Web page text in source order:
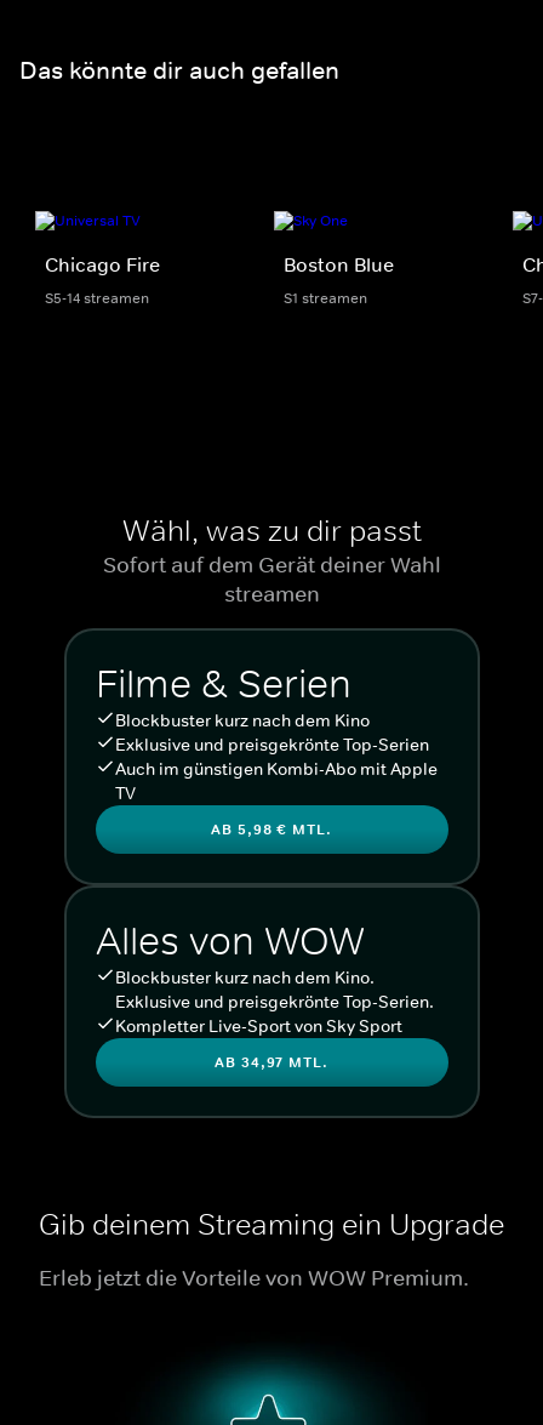
Das könnte dir auch gefallen
Chicago Fire
S5-14 streamen
Boston Blue
S1 streamen
Wähl, was zu dir passt
Sofort auf dem Gerät deiner Wahl
streamen
Filme & Serien
Blockbuster kurz nach dem Kino
Exklusive und preisgekrönte Top-Serien
Auch im günstigen Kombi-Abo mit Apple
TV
AB 5,98 € MTL.
Alles von WOW
Blockbuster kurz nach dem Kino.
Exklusive und preisgekrönte Top-Serien.
Kompletter Live-Sport von Sky Sport
AB 34,97 MTL.
Gib deinem Streaming ein Upgrade
Erleb jetzt die Vorteile von WOW Premium.